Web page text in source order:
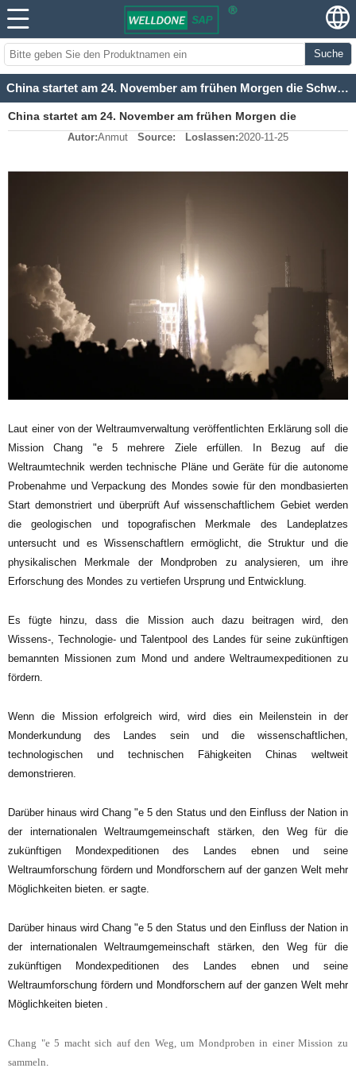
Suche
China startet am 24. November am frühen Morgen die Schwerlast-Trägerrakete Long March 5
China startet am 24. November am frühen Morgen die
Schwerlast-Trägerrakete Long March 5
Autor:Anmut Source: Loslassen:2020-11-25
Laut einer von der Weltraumverwaltung veröffentlichten Erklärung soll die
Mission Chang "e 5 mehrere Ziele erfüllen. In Bezug auf die
Weltraumtechnik werden technische Pläne und Geräte für die autonome
Probenahme und Verpackung des Mondes sowie für den mondbasierten
Start demonstriert und überprüft Auf wissenschaftlichem Gebiet werden
die geologischen und topografischen Merkmale des Landeplatzes
untersucht und es Wissenschaftlern ermöglicht, die Struktur und die
physikalischen Merkmale der Mondproben zu analysieren, um ihre
Erforschung des Mondes zu vertiefen Ursprung und Entwicklung.
Es fügte hinzu, dass die Mission auch dazu beitragen wird, den
Wissens-, Technologie- und Talentpool des Landes für seine zukünftigen
bemannten Missionen zum Mond und andere Weltraumexpeditionen zu
fördern.
Wenn die Mission erfolgreich wird, wird dies ein Meilenstein in der
Monderkundung des Landes sein und die wissenschaftlichen,
technologischen und technischen Fähigkeiten Chinas weltweit
demonstrieren.
Darüber hinaus wird Chang "e 5 den Status und den Einfluss der Nation in
der internationalen Weltraumgemeinschaft stärken, den Weg für die
zukünftigen Mondexpeditionen des Landes ebnen und seine
Weltraumforschung fördern und Mondforschern auf der ganzen Welt mehr
Möglichkeiten bieten. er sagte.
Darüber hinaus wird Chang "e 5 den Status und den Einfluss der Nation in
der internationalen Weltraumgemeinschaft stärken, den Weg für die
zukünftigen Mondexpeditionen des Landes ebnen und seine
Weltraumforschung fördern und Mondforschern auf der ganzen Welt mehr
Möglichkeiten bieten
Chang "e 5 macht sich auf den Weg, um Mondproben in einer Mission zu
sammeln.